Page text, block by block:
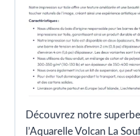
Découvrez notre
l’Aquarelle Volcan La